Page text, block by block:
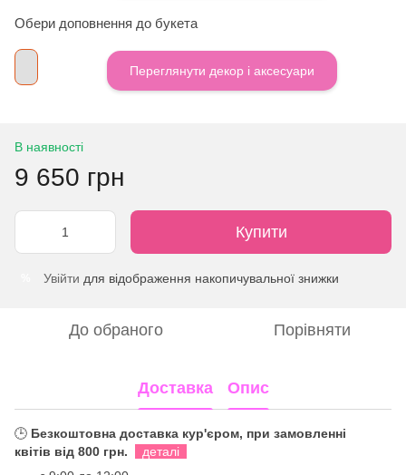
Обери доповнення до букета
Переглянути декор і аксесуари
В наявності
9 650 грн
Купити
Увійти для відображення накопичувальної знижки
До обраного Порівняти
Доставка Опис
🕒 Безкоштовна доставка кур'єром, при замовленні
квітів від 800 грн.
деталі